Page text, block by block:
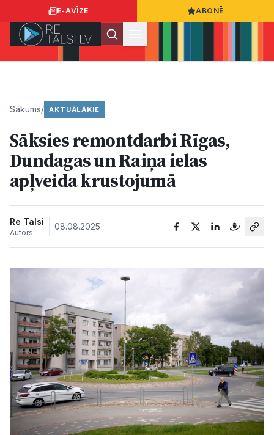
E-AVĪZE ABONĒ
Ziņas
Sabiedrība
Kultūra
Bizness
Video
Vieta
Sākums/ AKTUĀLĀKIE
Sāksies remontdarbi Rīgas,
Dundagas un Raiņa ielas
apļveida krustojumā
Re Talsi
Autors
08.08.2025